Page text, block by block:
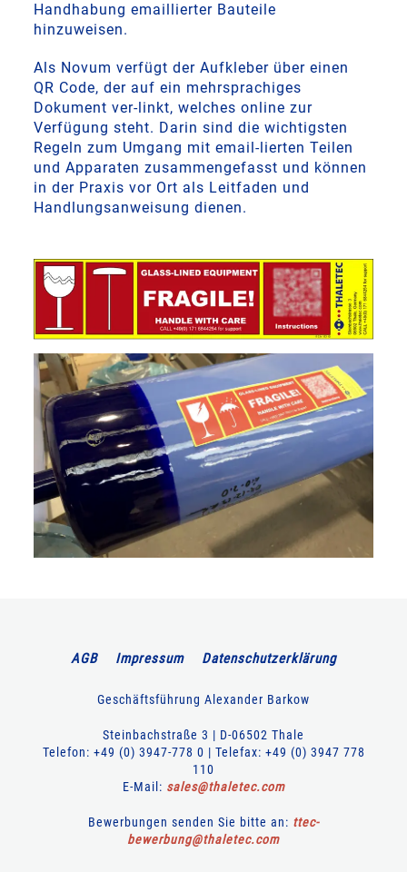
Handhabung emaillierter Bauteile
hinzuweisen.
Als Novum verfügt der Aufkleber über einen
QR Code, der auf ein mehrsprachiges
Dokument ver-linkt, welches online zur
Verfügung steht. Darin sind die wichtigsten
Regeln zum Umgang mit email-lierten Teilen
und Apparaten zusammengefasst und können
in der Praxis vor Ort als Leitfaden und
Handlungsanweisung dienen.
AGB Impressum Datenschutzerklärung
Geschäftsführung Alexander Barkow
Steinbachstraße 3 | D-06502 Thale
Telefon: +49 (0) 3947-778 0 | Telefax: +49 (0) 3947 778
110
E-Mail: sales@thaletec.com
Bewerbungen senden Sie bitte an: ttec-
bewerbung@thaletec.com